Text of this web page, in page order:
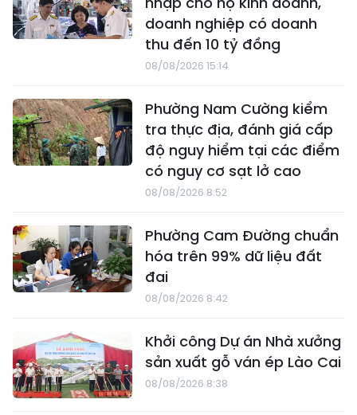
doanh nghiệp có doanh
thu đến 10 tỷ đồng
08/08/2026 15:14
Phường Nam Cường kiểm
tra thực địa, đánh giá cấp
độ nguy hiểm tại các điểm
có nguy cơ sạt lở cao
08/08/2026 8:52
Phường Cam Đường chuẩn
hóa trên 99% dữ liệu đất
đai
08/08/2026 8:42
Khởi công Dự án Nhà xưởng
sản xuất gỗ ván ép Lào Cai
08/08/2026 8:38